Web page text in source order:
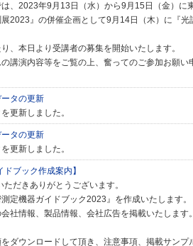
、2023年9月13日（水）から9月15日（金）に
2023』の併催企画として9月14日（木）に『
、本日より受講者の募集を開始いたします。
講演内容等をご覧の上、奮ってのご参加お願い
ータの更新
更新しました。
ータの更新
更新しました。
ブック作成案内】
だきありがとうございます。
定機器ガイドブック2023』を作成いたします。
社情報、製品情報、会社広告を掲載いたします。
ダウンロードして頂き、注意事項、掲載サンプ